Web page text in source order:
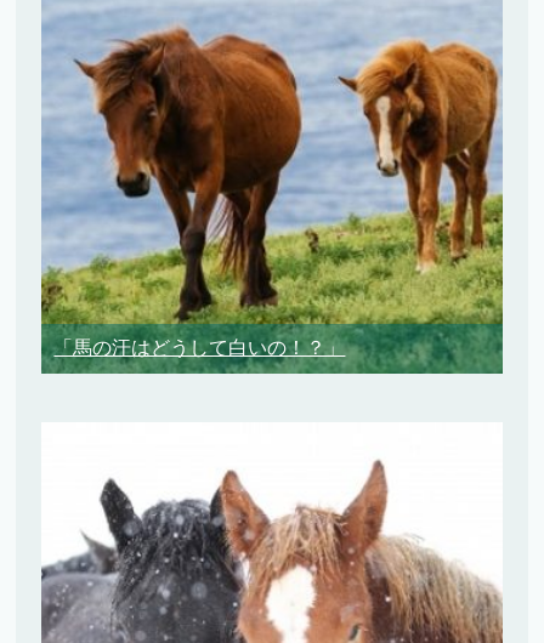
「馬の汗はどうして白いの！？」